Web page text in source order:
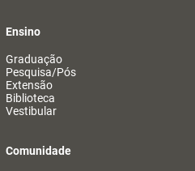
Ensino
Graduação
Pesquisa/Pós
Extensão
Biblioteca
Vestibular
Comunidade